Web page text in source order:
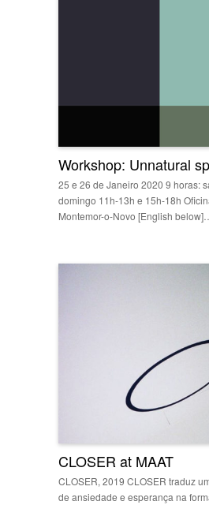
Workshop: Unnatural
25 e 26 de Janeiro 2020 9 horas:
domingo 11h-13h e 15h-18h
Montemor-o-Novo [English below]…
CLOSER at MAAT
CLOSER, 2019 CLOSER traduz
de ansiedade e esperança na